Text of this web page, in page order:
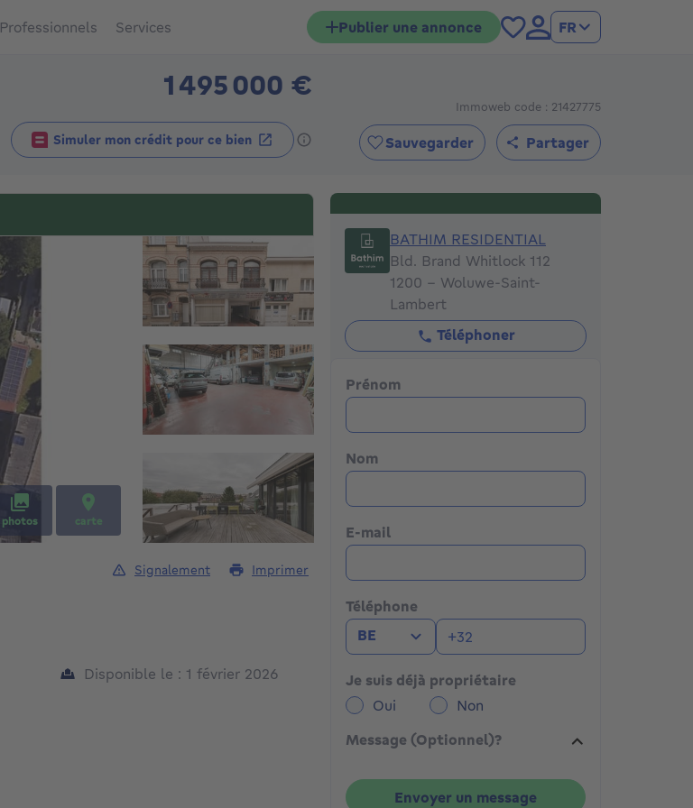
Professionnels Services Publier une annonce FR
1 495 000 €1495000€
Simuler mon crédit pour ce bien
Immoweb code : 21427775
Sauvegarder Partager
photos carte
BATHIM RESIDENTIAL
BATHIM RESIDENTIAL
Bld. Brand Whitlock 112
1200 - Woluwe-Saint-
Lambert
Téléphoner
Prénom
Nom
E-mail
Téléphone
BE
Je suis déjà propriétaire
Oui
Non
Message (Optionnel)?
Envoyer un message
Signalement Imprimer
Disponible le : 1 février 2026